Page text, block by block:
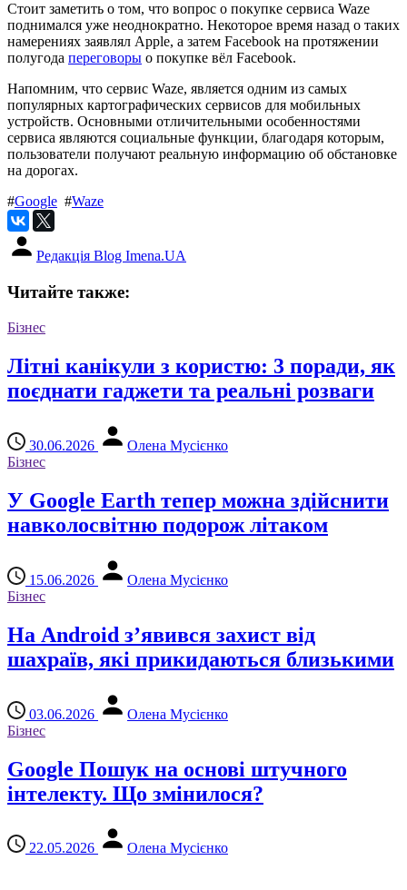
Стоит заметить о том, что вопрос о покупке сервиса Waze
поднимался уже неоднократно. Некоторое время назад о таких
намерениях заявлял Apple, а затем Facebook на протяжении
полугода переговоры о покупке вёл Facebook.
Напомним, что сервис Waze, является одним из самых
популярных картографических сервисов для мобильных
устройств. Основными отличительными особенностями
сервиса являются социальные функции, благодаря которым,
пользователи получают реальную информацию об обстановке
на дорогах.
#Google #Waze
Редакція Blog Imena.UA
Читайте также:
Бізнес
Літні канікули з користю: 3 поради, як
поєднати гаджети та реальні розваги
30.06.2026
Олена Мусієнко
Бізнес
У Google Earth тепер можна здійснити
навколосвітню подорож літаком
15.06.2026
Олена Мусієнко
Бізнес
На Android з’явився захист від
шахраїв, які прикидаються близькими
03.06.2026
Олена Мусієнко
Бізнес
Google Пошук на основі штучного
інтелекту. Що змінилося?
22.05.2026 Олена Мусієнко